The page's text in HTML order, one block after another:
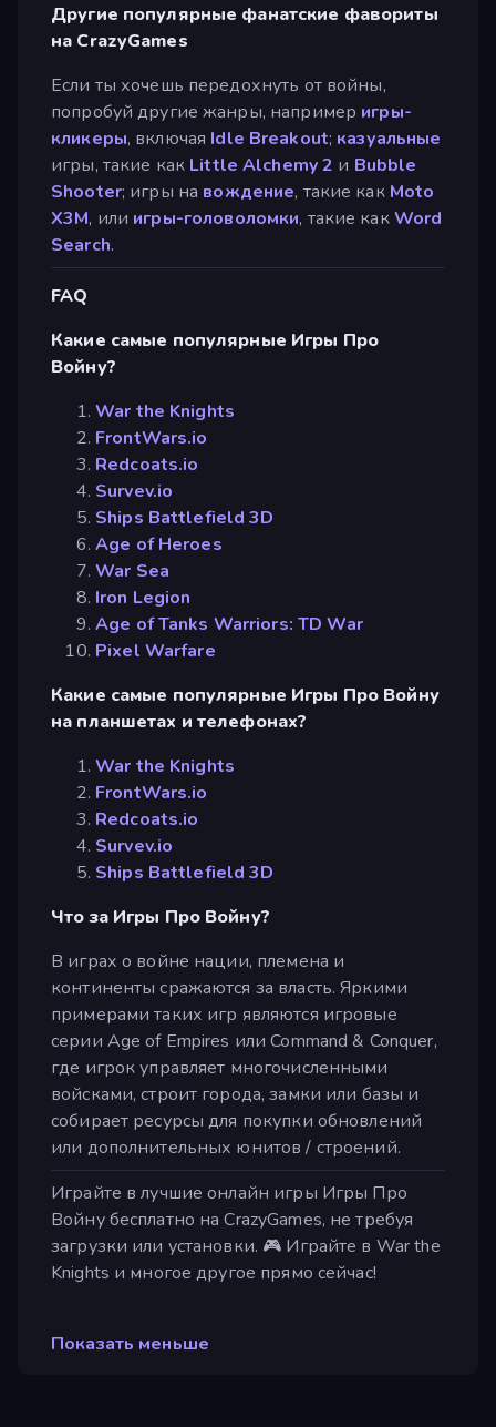
Другие популярные фанатские фавориты
на CrazyGames
Если ты хочешь передохнуть от войны,
попробуй другие жанры, например игры-
кликеры, включая Idle Breakout; казуальные
игры, такие как Little Alchemy 2 и Bubble
Shooter; игры на вождение, такие как Moto
X3M, или игры-головоломки, такие какWord
Search.
FAQ
Какие самые популярные Игры Про
Войну?
War the Knights
FrontWars.io
Redcoats.io
Survev.io
Ships Battlefield 3D
Age of Heroes
War Sea
Iron Legion
Age of Tanks Warriors: TD War
Pixel Warfare
Какие самые популярные Игры Про Войну
на планшетах и телефонах?
War the Knights
FrontWars.io
Redcoats.io
Survev.io
Ships Battlefield 3D
Что за Игры Про Войну?
В играх о войне нации, племена и
континенты сражаются за власть. Яркими
примерами таких игр являются игровые
серии Age of Empires или Command & Conquer,
где игрок управляет многочисленными
войсками, строит города, замки или базы и
собирает ресурсы для покупки обновлений
или дополнительных юнитов / строений.
Играйте в лучшие онлайн игры Игры Про
Войну бесплатно на CrazyGames, не требуя
загрузки или установки. 🎮 Играйте в War the
Knights и многое другое прямо сейчас!
Показать меньше